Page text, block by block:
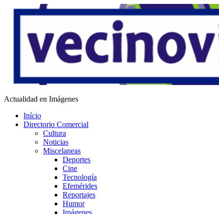
Saltar
Vecino Virtual
Actualidad en Imágenes
Início
Directorio Comercial
Cultura
Noticias
Miscelaneas
Deportes
Cine
Tecnología
Efemérides
Reportajes
Humor
Imágenes